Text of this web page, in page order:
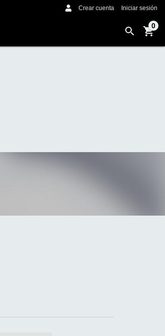
Crear cuenta Iniciar sesión
0